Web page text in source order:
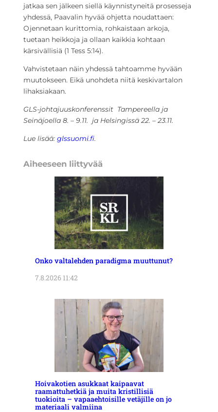
jatkaa sen jälkeen siellä käynnistyneitä prosesseja
yhdessä, Paavalin hyvää ohjetta noudattaen:
Ojennetaan kurittomia, rohkaistaan arkoja,
tuetaan heikkoja ja ollaan kaikkia kohtaan
kärsivällisiä (1 Tess 5:14).
Vahvistetaan näin yhdessä tahtoamme hyvään
muutokseen. Eikä unohdeta niitä keskivartalon
lihaksiakaan.
GLS-johtajuuskonferenssit Tampereella ja
Seinäjoella 8. – 9.11. ja Helsingissä 22. – 23.11.
Lue lisää: glssuomi.fi.
Aiheeseen liittyvää
Onko valtalehden paradigma muuttunut?
7.8.2026 11:42
Hoivakotien asukkaat kaipaavat
raamattuhetkiä ja muita kristillisiä
tuokioita – vapaaehtoisille vetäjille on jo
materiaali valmiina